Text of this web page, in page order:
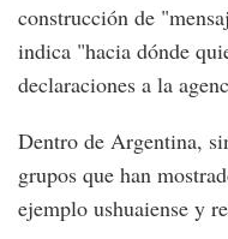
construcción de
indica "hacia dónde
declaraciones a la
Dentro de Argentina,
grupos que han
ejemplo ushuaiense y